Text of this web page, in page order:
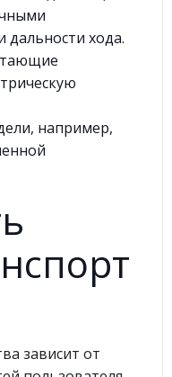
хода.
например,
зависит от